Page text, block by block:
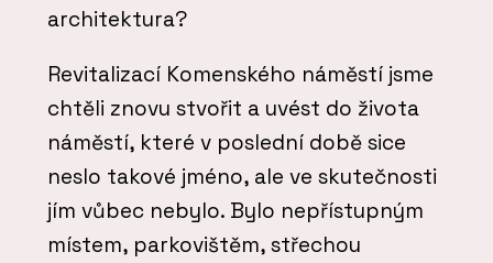
architektura?
Revitalizací Komenského náměstí jsme
chtěli znovu stvořit a uvést do života
náměstí, které v poslední době sice
neslo takové jméno, ale ve skutečnosti
jím vůbec nebylo. Bylo nepřístupným
místem, parkovištěm, střechou